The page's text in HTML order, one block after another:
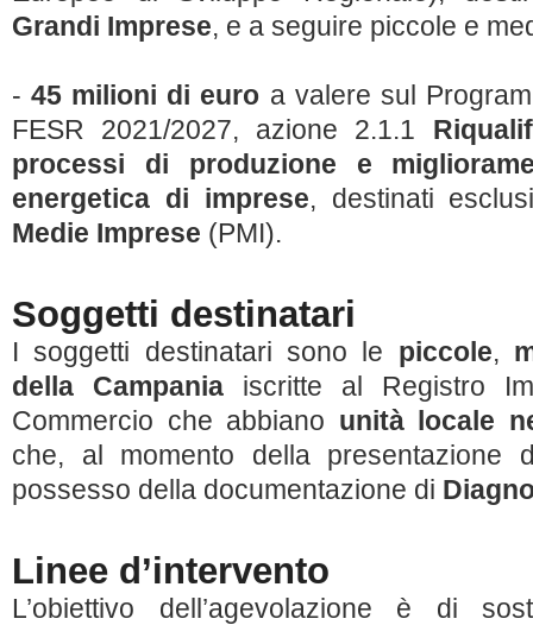
Grandi Imprese, e a seguire piccole e
-45 milioni di euro a valere sul
FESR 2021/2027, azione 2.1.1
processi di produzione e
energetica di imprese, destinati
Medie Imprese (PMI).
Soggetti destinatari
I soggetti destinatari sono le piccole,
della Campania iscritte al Registro
Commercio che abbiano unità locale
che, al momento della presentazione
possesso della documentazione di
Linee d’intervento
L’obiettivo dell’agevolazione è di